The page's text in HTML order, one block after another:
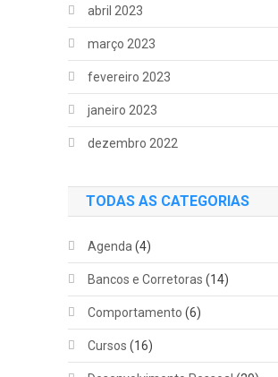
abril 2023
março 2023
fevereiro 2023
janeiro 2023
dezembro 2022
TODAS AS CATEGORIAS
Agenda (4)
Bancos e Corretoras (14)
Comportamento (6)
Cursos (16)